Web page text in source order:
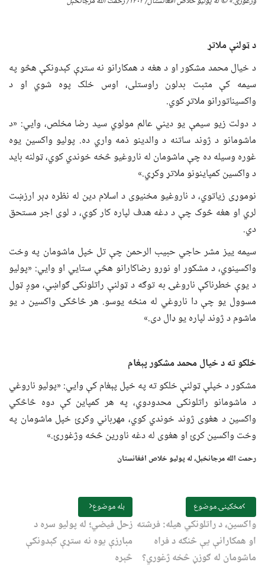
د ټولنې ملاتړ
د خیال محمد مشکور او د هغه د همکارانو نه ستړې کېدونکې هڅو په
سیمه کې مثبت بدلون راوستلی، اوس خلک پوه شوي او د
واکسیناتورانو ملاتړ کوي.
د دولت زیو سیمې یو دیني عالم مولوي سید رضا مخلص، وايي: «د
ماشومانو د ژوند ساتنه د والدینو ذمه واري ده. پولیو واکسین یوه
غوره وسیله ده چې ماشومان له ناروغیو څخه خوندي کوي، ټولنه باید
د واکسین کمپاینونو ملاتړ وکړي.»
نوموړی زیاتوي، د ناروغیو مخنیوی د اسلام دین له نظره ډېر ارزښت
لري او هغه څوک چې د دغه هدف لپاره کار کوي، د لوی اجر مستحق
دي.
سیمه ییز مشر حاجي حبیب الرحمن چې تل خپل ماشومان په وخت
واکسینوي، د مشکور او نورو رضاکارانو هڅې ستايي او وايي: «پولیو
د یوې خطرناکې ناروغۍ به توګه د ټولنې راتلونکی ګواښي، موږ ټول
مسوول یو چې دا ناروغي له منځه یوسو. هر څاڅکی واکسین د یو
ماشوم د ژوند لپاره یو ډال دی.»
خلکو ته د خیال محمد مشکورپېغام
مشکور د خپلې ټولنې خلکو ته په خپل پېغام کې وايي: «پولیو ناروغي
د ماشومانو راتلونکی محدودوي، په هر کمپاین کې دوه څاڅکي
واکسین د هغوی ژوند خوندي کوي، مهرباني وکړئ خپل ماشومان په
وخت واکسین کړئ او هغوی له دغه ناورین څخه وژغورئ.»
رحمت الله مرجانخېل، له پولیو خلاص افغانستان
مخکینۍ موضوع
واکسین، د راتلونکي هیله: فرشته
او همکارانې یې څنګه د فراه
ماشومان له ګوزڼ څخه ژغوري؟
بله موضوع
زحل فیضي؛ له پولیو سره د
مبارزې یوه نه ستړې کېدونکې
څېره